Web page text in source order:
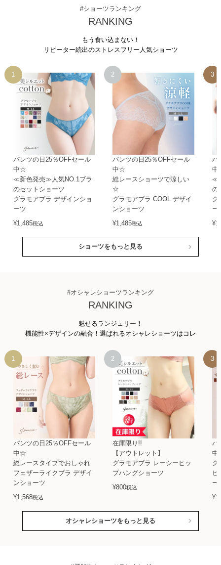
#ショーツランキング
RANKING
もう食い込まない！
リピーター続出のストレスフリー人気ショーツ
パンツの日25％OFFセール
中☆
≪新色発売≫人気NO.1ブラ
のセットショーツ
グラモアブラ デザインショ
ーツ
¥1,485税込
パンツの日25％OFFセール
中☆
総レースショーツで涼しい
☆
グラモアブラ COOL デザイ
ンショーツ
¥1,485税込
パ
≪
の
グ
ー
¥
ショーツをもっと見る
#オシャレショーツランキング
RANKING
魅せるランジェリー！
機能性×デザインの融合！選ばれるオシャレショーツはコレ
パンツの日25％OFFセール
中☆
総レースタイプでおしゃれ
フェザーライクブラ デザイ
ンショーツ
¥1,568税込
在庫限り!!
【アウトレット】
グラモアブラ レーシーヒッ
プハングショーツ
¥800税込
パ
グ
ビ
ー
¥
オシャレショーツをもっと見る